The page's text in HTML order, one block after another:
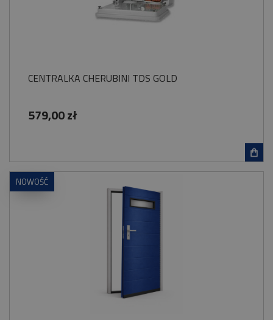
CENTRALKA CHERUBINI TDS GOLD
579,00 zł
NOWOŚĆ